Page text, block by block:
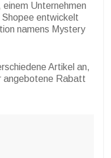
Unternehmen
entwickelt
namens Mystery
Artikel an,
angebotene Rabatt